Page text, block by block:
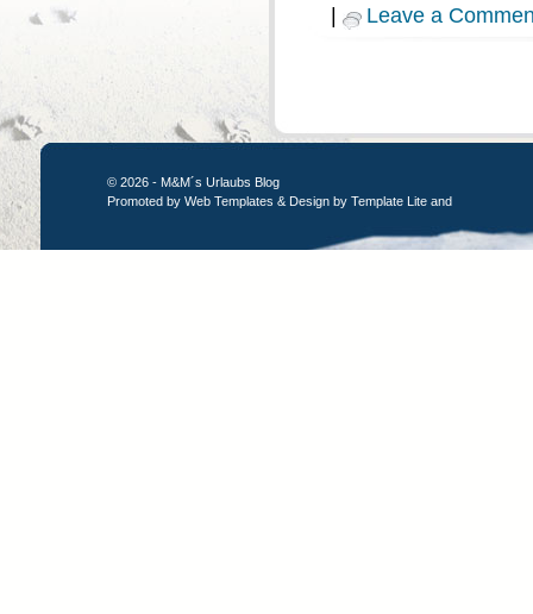
Leave a
© 2026 - M&M´s Urlaubs Blog
Promoted by Web Templates & Design by Template Lite and